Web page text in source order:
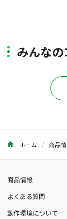
みんな
ホーム 商品
商品情報
よくある質問
動作環境について